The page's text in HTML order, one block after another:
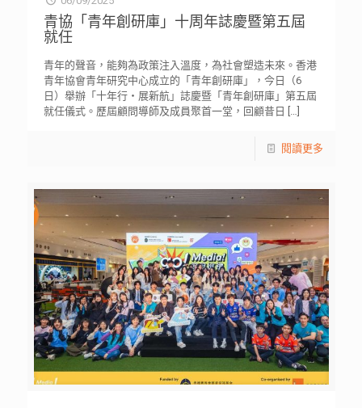
青協「青年創研庫」十周年誌慶暨第五屆
就任
青年的聲音，能夠為政策注入溫度，為社會塑造未來。香港
青年協會青年研究中心成立的「青年創研庫」，今日（6
日）舉辦「十年行‧展新航」誌慶暨「青年創研庫」第五屆
就任儀式。歷屆顧問導師及成員聚首一堂，回顧昔日
[…]
閱讀更多